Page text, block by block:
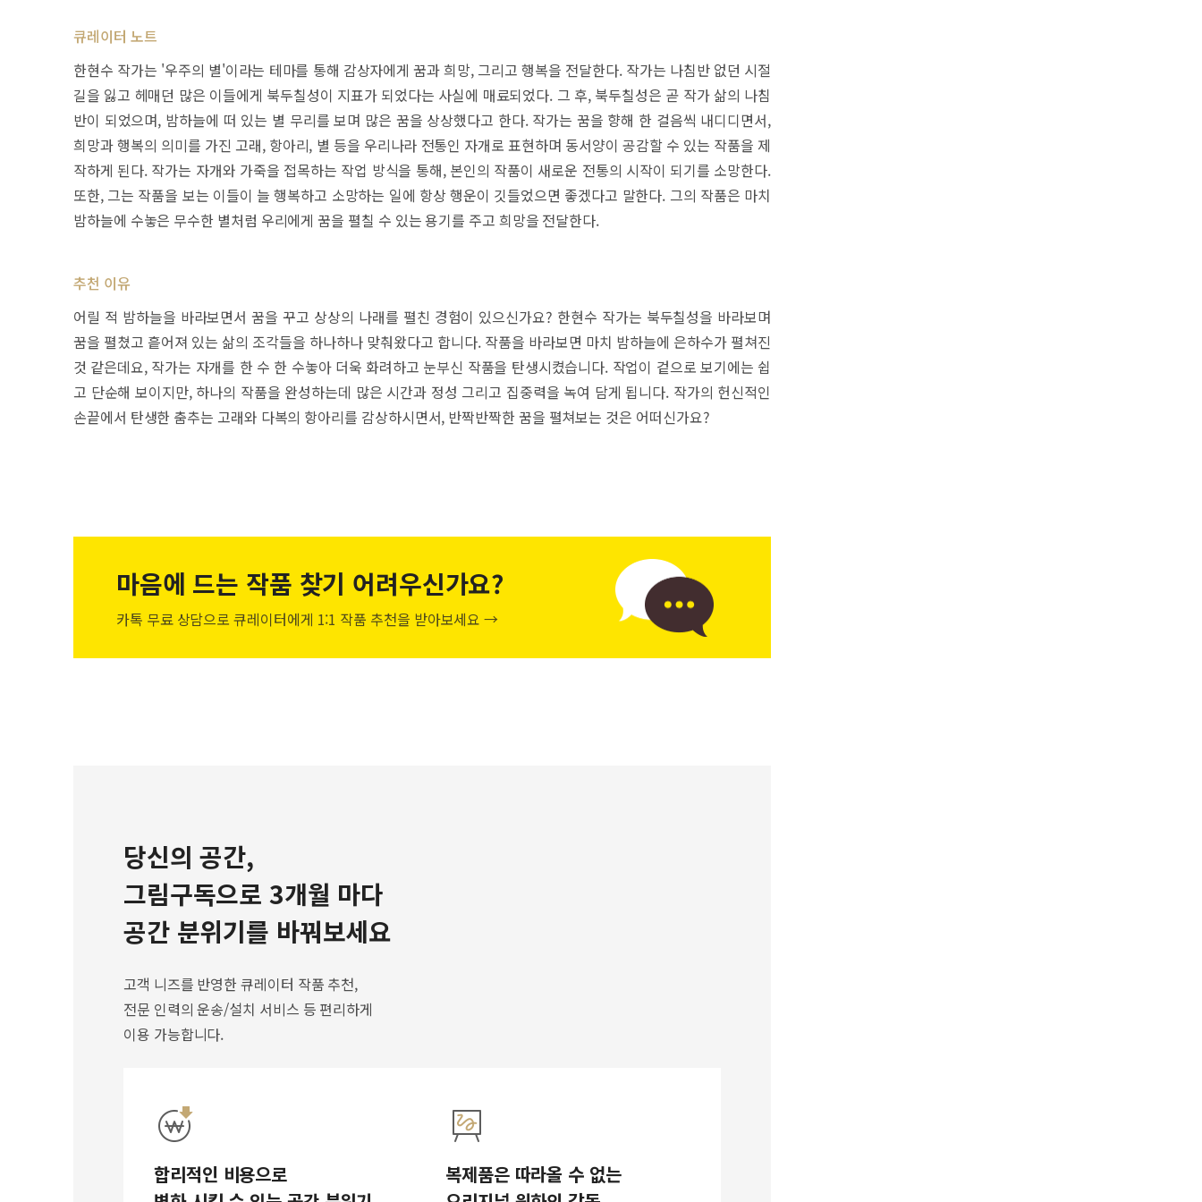
큐레이터 노트
한현수 작가는 '우주의 별'이라는 테마를 통해 감상자에게 꿈과 희망, 그리고 행복을 전달한다. 작가는 나침반 없던 시절
길을 잃고 헤매던 많은 이들에게 북두칠성이 지표가 되었다는 사실에 매료되었다. 그 후, 북두칠성은 곧 작가 삶의 나침
반이 되었으며, 밤하늘에 떠 있는 별 무리를 보며 많은 꿈을 상상했다고 한다. 작가는 꿈을 향해 한 걸음씩 내디디면서,
희망과 행복의 의미를 가진 고래, 항아리, 별 등을 우리나라 전통인 자개로 표현하며 동서양이 공감할 수 있는 작품을 제
작하게 된다. 작가는 자개와 가죽을 접목하는 작업 방식을 통해, 본인의 작품이 새로운 전통의 시작이 되기를 소망한다.
또한, 그는 작품을 보는 이들이 늘 행복하고 소망하는 일에 항상 행운이 깃들었으면 좋겠다고 말한다. 그의 작품은 마치
밤하늘에 수놓은 무수한 별처럼 우리에게 꿈을 펼칠 수 있는 용기를 주고 희망을 전달한다.
추천 이유
어릴 적 밤하늘을 바라보면서 꿈을 꾸고 상상의 나래를 펼친 경험이 있으신가요? 한현수 작가는 북두칠성을 바라보며
꿈을 펼쳤고 흩어져 있는 삶의 조각들을 하나하나 맞춰왔다고 합니다. 작품을 바라보면 마치 밤하늘에 은하수가 펼쳐진
것 같은데요, 작가는 자개를 한 수 한 수놓아 더욱 화려하고 눈부신 작품을 탄생시켰습니다. 작업이 겉으로 보기에는 쉽
고 단순해 보이지만, 하나의 작품을 완성하는데 많은 시간과 정성 그리고 집중력을 녹여 담게 됩니다. 작가의 헌신적인
손끝에서 탄생한 춤추는 고래와 다복의 항아리를 감상하시면서, 반짝반짝한 꿈을 펼쳐보는 것은 어떠신가요?
마음에 드는 작품 찾기 어려우신가요?
카톡 무료 상담으로 큐레이터에게 1:1 작품 추천을 받아보세요 →
당신의 공간,
그림구독으로 3개월 마다
공간 분위기를 바꿔보세요
고객 니즈를 반영한 큐레이터 작품 추천,
전문 인력의 운송/설치 서비스 등 편리하게
이용 가능합니다.
합리적인 비용으로
복제품은 따라올 수 없는